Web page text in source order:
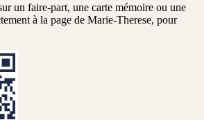
un faire-part, une carte mémoire ou une
à la page de Marie-Therese, pour